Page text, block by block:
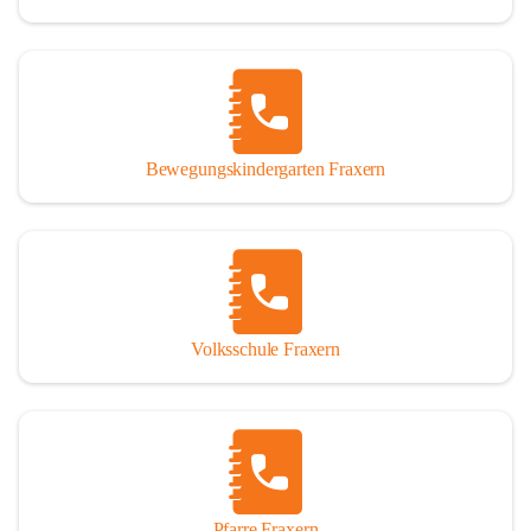
Bewegungskindergarten Fraxern
Volksschule Fraxern